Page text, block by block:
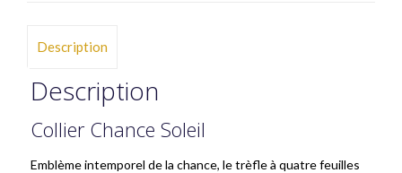
Description
Description
Collier Chance Soleil
Emblème intemporel de la chance, le trèfle à quatre feuilles